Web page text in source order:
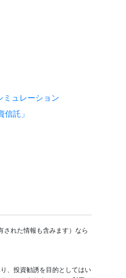
ミュレーション
託」
された情報も含みます）なら
、投資勧誘を目的としてはい